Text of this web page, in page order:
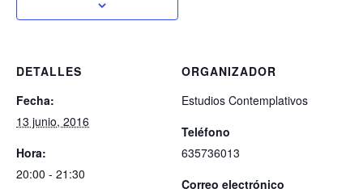
DETALLES
Fecha:
13 junio, 2016
Hora:
20:00 - 21:30
ORGANIZADOR
Estudios Contemplativos
Teléfono
635736013
Correo electrónico